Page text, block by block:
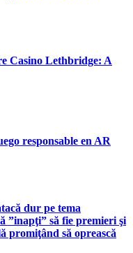
Casino Lethbridge: A
responsable en AR
dur pe tema
”inapţi” să fie premieri şi
promiţând să oprească